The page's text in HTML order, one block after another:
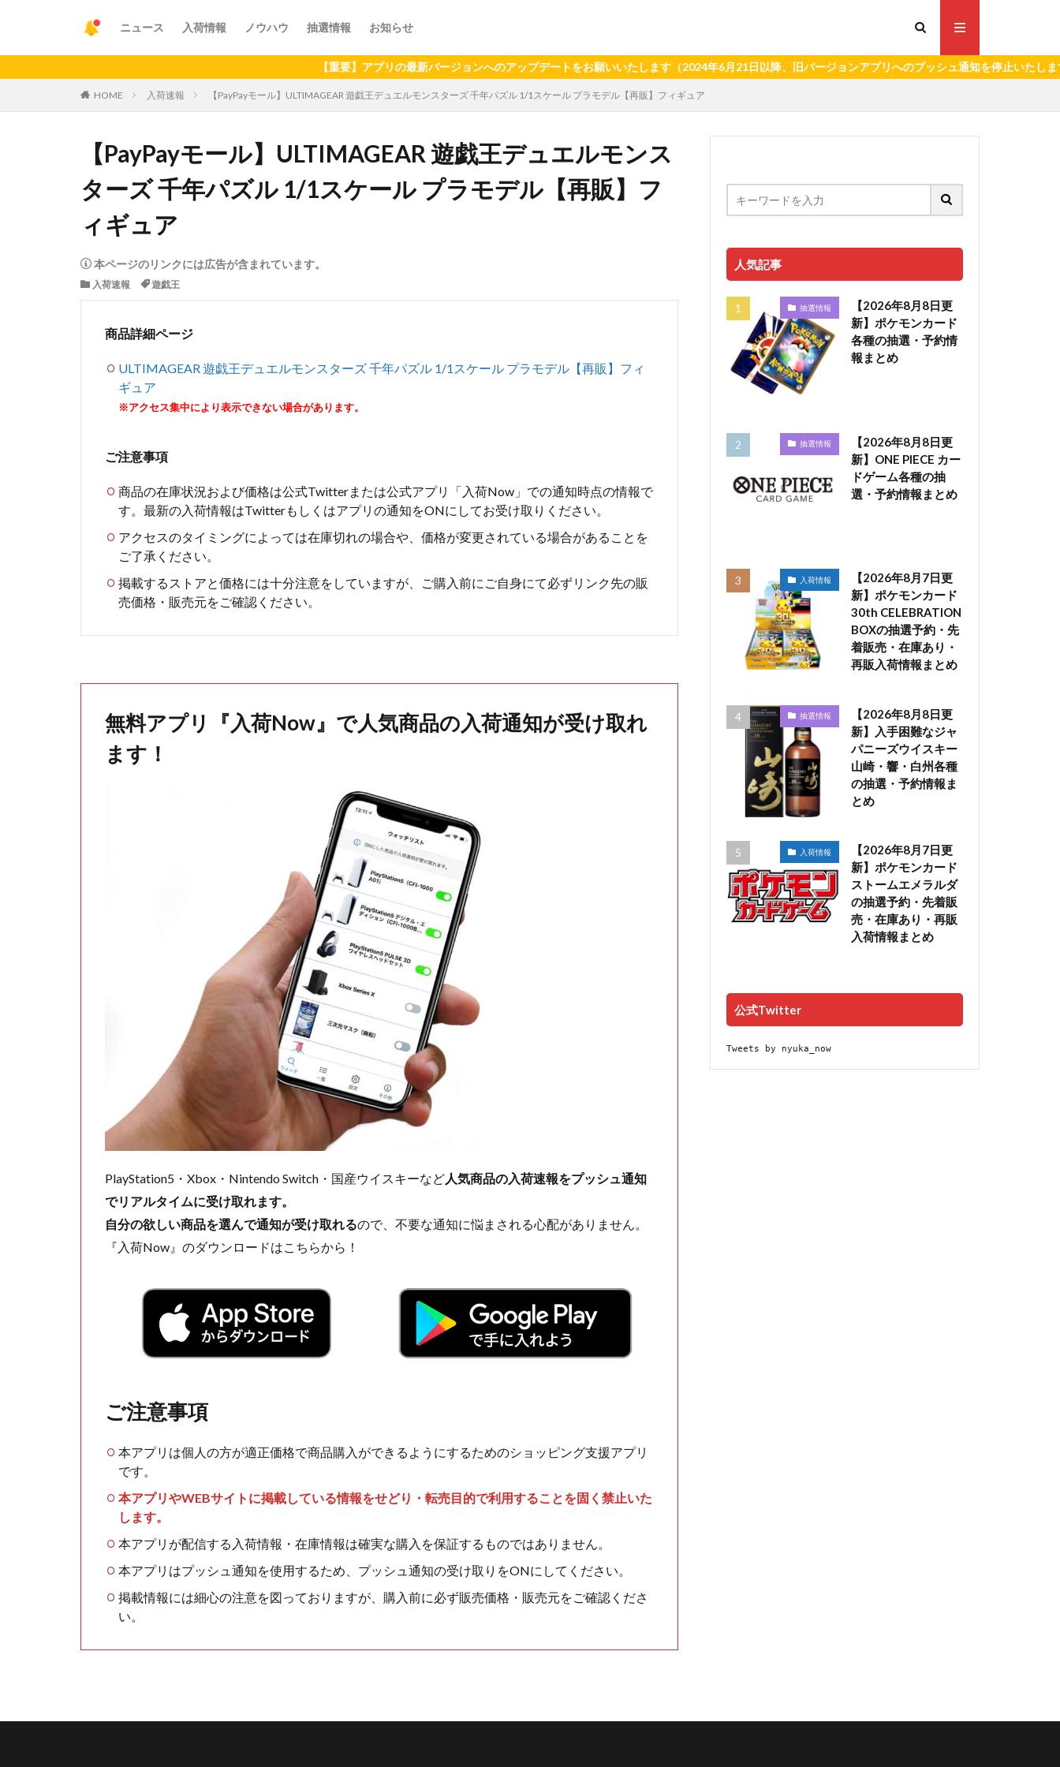
ニュース 入荷情報 ノウハウ 抽選情報 お知らせ
【重要】アプリの最新バージョンへのアップデートをお願いいたします（2024年6月21日以降、旧バージョンアプリへのプッシュ通知を停止いたします。）
HOME 入荷速報 【PayPayモール】ULTIMAGEAR 遊戯王デュエルモンスターズ 千年パズル 1/1スケール プラモデル【再販】フィギュア
【PayPayモール】ULTIMAGEAR 遊戯王デュエルモンス
ターズ 千年パズル 1/1スケール プラモデル【再販】フ
ィギュア
本ページのリンクには広告が含まれています。
入荷速報 遊戯王
商品詳細ページ
ULTIMAGEAR 遊戯王デュエルモンスターズ 千年パズル 1/1スケール プラモデル【再販】フィ
ギュア
※アクセス集中により表示できない場合があります。
ご注意事項
商品の在庫状況および価格は公式Twitterまたは公式アプリ「入荷Now」での通知時点の情報で
す。最新の入荷情報はTwitterもしくはアプリの通知をONにしてお受け取りください。
アクセスのタイミングによっては在庫切れの場合や、価格が変更されている場合があることを
ご了承ください。
掲載するストアと価格には十分注意をしていますが、ご購入前にご自身にて必ずリンク先の販
売価格・販売元をご確認ください。
無料アプリ『入荷Now』で人気商品の入荷通知が受け取れ
ます！
PlayStation5・Xbox・Nintendo Switch・国産ウイスキーなど人気商品の入荷速報をプッシュ通知
でリアルタイムに受け取れます。
自分の欲しい商品を選んで通知が受け取れるので、不要な通知に悩まされる心配がありません。
『入荷Now』のダウンロードはこちらから！
ご注意事項
本アプリは個人の方が適正価格で商品購入ができるようにするためのショッピング支援アプリ
です。
本アプリやWEBサイトに掲載している情報をせどり・転売目的で利用することを固く禁止いた
します。
本アプリが配信する入荷情報・在庫情報は確実な購入を保証するものではありません。
本アプリはプッシュ通知を使用するため、プッシュ通知の受け取りをONにしてください。
掲載情報には細心の注意を図っておりますが、購入前に必ず販売価格・販売元をご確認くださ
い。
人気記事
抽選情報
【2026年8月8日更
新】ポケモンカード
各種の抽選・予約情
報まとめ
抽選情報
【2026年8月8日更
新】ONE PIECE カー
ドゲーム各種の抽
選・予約情報まとめ
入荷情報
【2026年8月7日更
新】ポケモンカード
30th CELEBRATION
BOXの抽選予約・先
着販売・在庫あり・
再販入荷情報まとめ
抽選情報
【2026年8月8日更
新】入手困難なジャ
パニーズウイスキー
山崎・響・白州各種
の抽選・予約情報ま
とめ
入荷情報
【2026年8月7日更
新】ポケモンカード
ストームエメラルダ
の抽選予約・先着販
売・在庫あり・再販
入荷情報まとめ
公式Twitter
Tweets by nyuka_now